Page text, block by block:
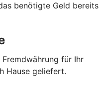
benötigte Geld bereits
für Ihr
Hause geliefert.